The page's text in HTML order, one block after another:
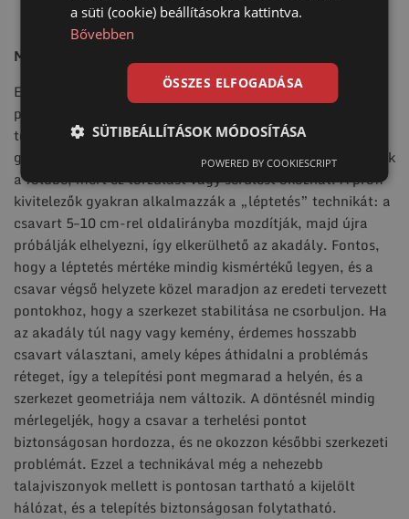
Mit tegyünk, ha akadályba ütközik a talajcsavar?
Előfordulhat, hogy a talajcsavar útjába akadály kerül,
például kő, gyökér, tömör agyagréteg vagy építési
törmelék. Ilyenkor a legfontosabb, hogy a szerkezet
geometriáját ne veszélyeztessék, és a csavart ne erőltessék
a földbe, mert ez torzulást vagy sérülést okozhat. A profi
kivitelezők gyakran alkalmazzák a „léptetés” technikát: a
csavart 5–10 cm-rel oldalirányba mozdítják, majd újra
próbálják elhelyezni, így elkerülhető az akadály. Fontos,
hogy a léptetés mértéke mindig kismértékű legyen, és a
csavar végső helyzete közel maradjon az eredeti tervezett
pontokhoz, hogy a szerkezet stabilitása ne csorbuljon. Ha
az akadály túl nagy vagy kemény, érdemes hosszabb
csavart választani, amely képes áthidalni a problémás
réteget, így a telepítési pont megmarad a helyén, és a
szerkezet geometriája nem változik. A döntésnél mindig
mérlegeljék, hogy a csavar a terhelési pontot
biztonságosan hordozza, és ne okozzon későbbi szerkezeti
problémát. Ezzel a technikával még a nehezebb
talajviszonyok mellett is pontosan tartható a kijelölt
hálózat, és a telepítés biztonságosan folytatható.
a süti (cookie) beállításokra kattintva.
Bővebben
ÖSSZES ELFOGADÁSA
SÜTIBEÁLLÍTÁSOK MÓDOSÍTÁSA
POWERED BY COOKIESCRIPT